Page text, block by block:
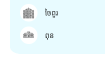
ចៃពួរ
ពុន